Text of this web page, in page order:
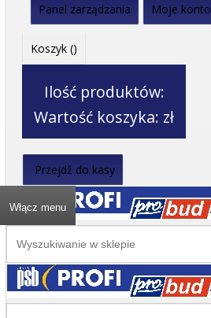
Panel zarządzania Moje konto
Koszyk ()
Ilość produktów:
Wartość koszyka: zł
Przejdź do kasy
Włącz menu